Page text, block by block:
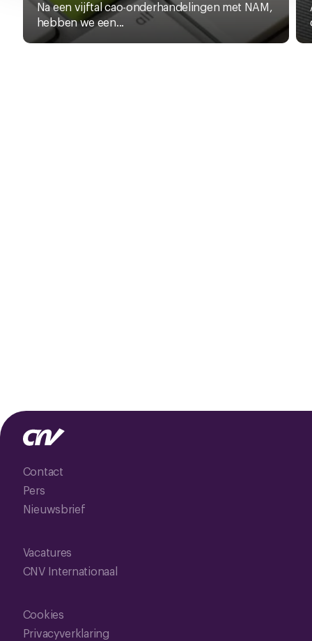
Na een vijftal cao-onderhandelingen met NAM,
hebben we een...
Contact
Pers
Nieuwsbrief
Vacatures
CNV Internationaal
Cookies
Privacyverklaring